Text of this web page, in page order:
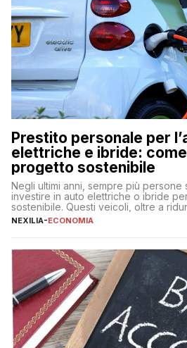
Prestito personale per
elettriche e ibride:
progetto sostenibile
Negli ultimi anni, sempre più
investire in auto elettriche o ibride
sostenibile. Questi veicoli, oltre a
offrono vantaggi economici a lungo
fare se non […]
NEXILIA-ECONOMIA